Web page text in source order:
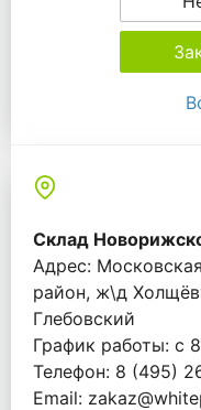
Склад
Адрес:
район, ж\д
Глебовский
График работы: с
Телефон: 8 (495)
Email: